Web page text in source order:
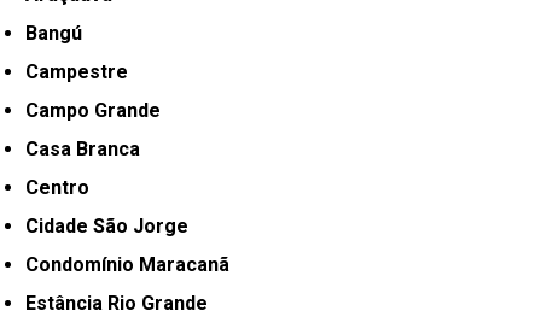
Bangú
Campestre
Campo Grande
Casa Branca
Centro
Cidade São Jorge
Condomínio Maracanã
Estância Rio Grande